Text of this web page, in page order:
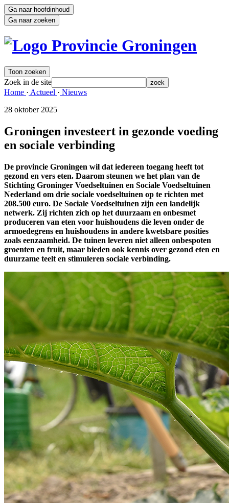
Ga naar hoofdinhoud
Ga naar zoeken
Toon zoeken
Zoek in de site zoek
Home · Actueel · Nieuws
28 oktober 2025
Groningen investeert in gezonde voeding
en sociale verbinding
De provincie Groningen wil dat iedereen toegang heeft tot
gezond en vers eten. Daarom steunen we het plan van de
Stichting Groninger Voedseltuinen en Sociale Voedseltuinen
Nederland om drie sociale voedseltuinen op te richten met
208.500 euro. De Sociale Voedseltuinen zijn een landelijk
netwerk. Zij richten zich op het duurzaam en onbesmet
produceren van eten voor huishoudens die leven onder de
armoedegrens en huishoudens in andere kwetsbare posities
zoals eenzaamheid. De tuinen leveren niet alleen onbespoten
groenten en fruit, maar bieden ook kennis over gezond eten en
duurzame teelt en stimuleren sociale verbinding.